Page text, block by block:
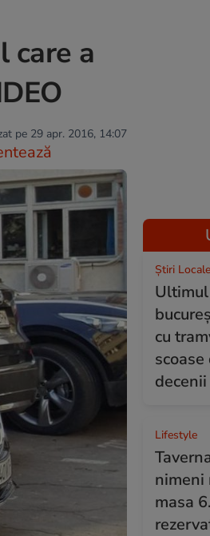
care a
pe 29 apr. 2016, 14:07
Știri Locale
cu
decenii
Lifestyle
nimeni
masa